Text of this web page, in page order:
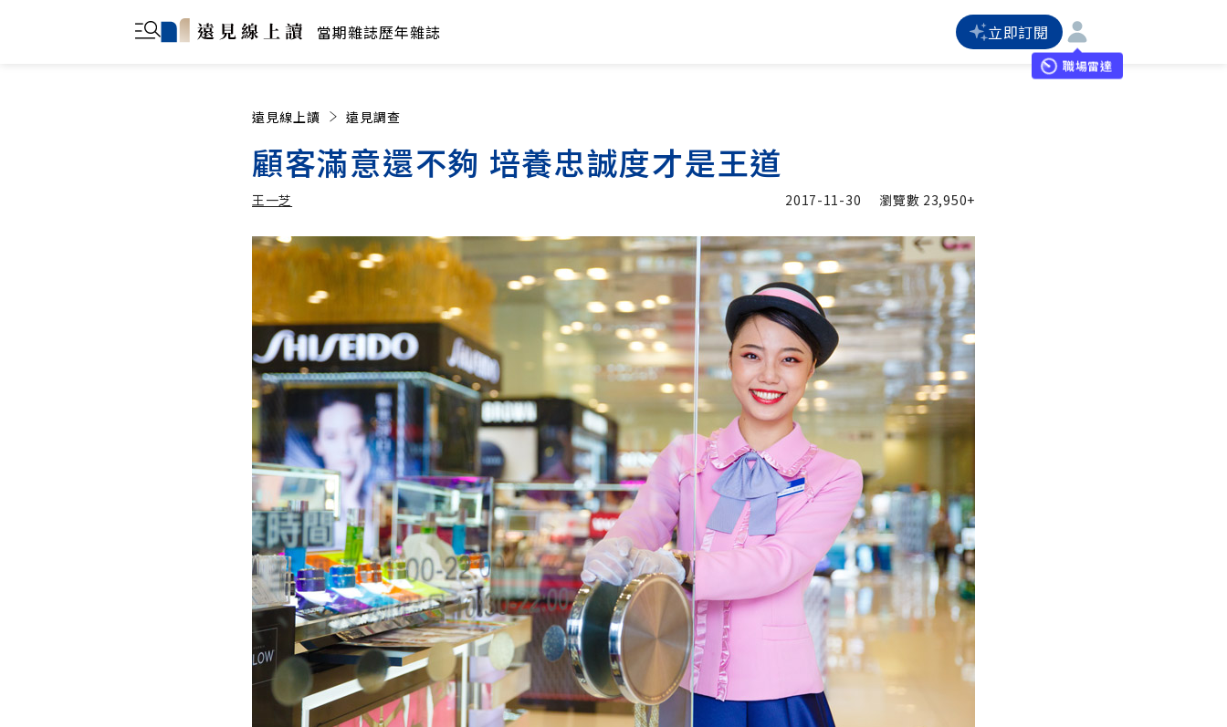
當期雜誌歷年雜誌 立即訂閱
職場雷達
遠見線上讀 遠見調查
顧客滿意還不夠 培養忠誠度才是王道
王一芝
王一芝 加入追蹤
2017-11-30 瀏覽數 23,950+